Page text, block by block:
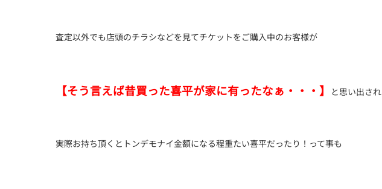
査定以外でも店頭のチラシなどを見てチケットをご購入中のお客様が
【そう言えば昔買った喜平が家に有ったなぁ・・・】 と思い出され
実際お持ち頂くとトンデモナイ金額になる程重たい喜平だったり！って事も